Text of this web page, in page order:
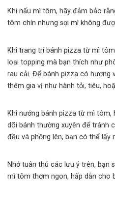
Khi nấu mì tôm, hãy đảm bảo
tôm chín nhưng sợi mì không
Khi trang trí bánh pizza từ mì
loại topping mà bạn thích như
rau cải. Để bánh pizza có hương
thêm gia vị như hành tỏi, tiêu,
Khi nướng bánh pizza từ mì
dõi bánh thường xuyên để tránh
đều và phồng lên, bạn có thể lấy
Nhớ tuân thủ các lưu ý trên, bạn
mì tôm thơm ngon, hấp dẫn cho